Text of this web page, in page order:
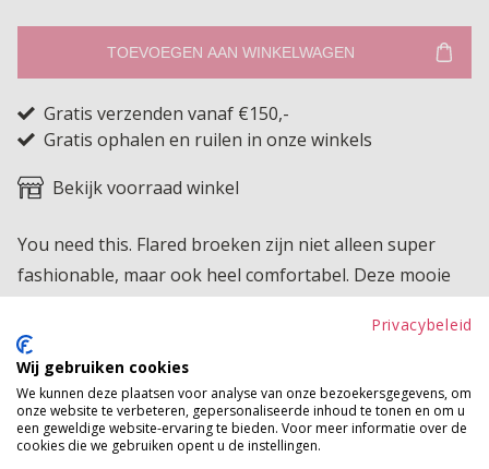
TOEVOEGEN AAN WINKELWAGEN
Gratis verzenden vanaf €150,-
Gratis ophalen en ruilen in onze winkels
Bekijk voorraad winkel
You need this. Flared broeken zijn niet alleen super
fashionable, maar ook heel comfortabel. Deze mooie
hoge taille.
Product kenmerken
Betaalinformatie
Privacybeleid
Wij gebruiken cookies
We kunnen deze plaatsen voor analyse van onze bezoekersgegevens, om
onze website te verbeteren, gepersonaliseerde inhoud te tonen en om u
een geweldige website-ervaring te bieden. Voor meer informatie over de
cookies die we gebruiken opent u de instellingen.